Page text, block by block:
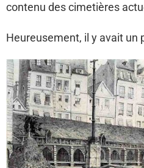
contenu des cimetières
Heureusement, il y avait un